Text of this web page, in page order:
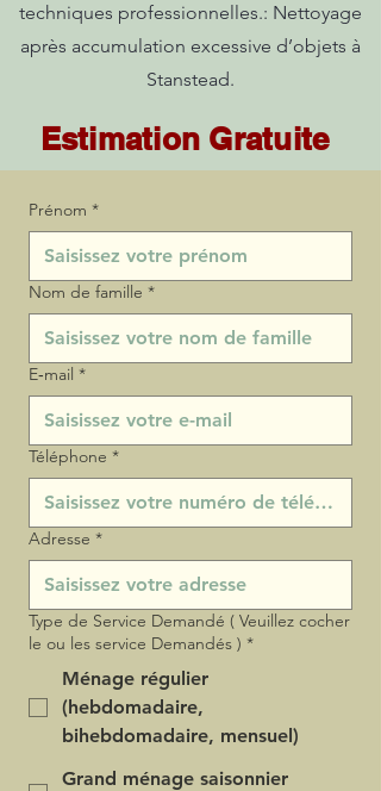
techniques professionnelles.: Nettoyage
après accumulation excessive d’objets à
Stanstead.
Estimation Gratuite
Prénom *
Nom de famille *
E‑mail *
Téléphone *
Adresse *
Type de Service Demandé ( Veuillez cocher
le ou les service Demandés ) *
Ménage régulier
(hebdomadaire,
bihebdomadaire, mensuel)
Grand ménage saisonnier